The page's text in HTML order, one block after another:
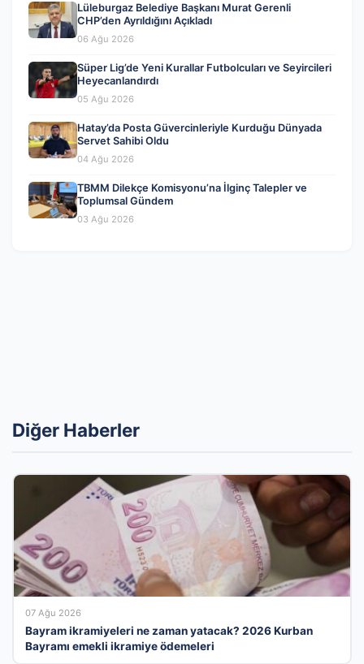
Lüleburgaz Belediye Başkanı Murat Gerenli
CHP’den Ayrıldığını Açıkladı
06 Ağu 2026
Süper Lig’de Yeni Kurallar Futbolcuları ve Seyircileri
Heyecanlandırdı
05 Ağu 2026
Hatay’da Posta Güvercinleriyle Kurduğu Dünyada
Servet Sahibi Oldu
04 Ağu 2026
TBMM Dilekçe Komisyonu’na İlginç Talepler ve
Toplumsal Gündem
03 Ağu 2026
Diğer Haberler
07 Ağu 2026
Bayram ikramiyeleri ne zaman yatacak? 2026 Kurban
Bayramı emekli ikramiye ödemeleri